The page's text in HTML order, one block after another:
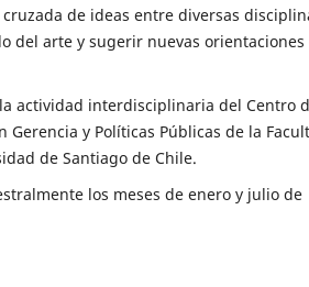
de ideas entre diversas
del arte y sugerir nuevas orientaciones
actividad interdisciplinaria del Centro
y Políticas Públicas de la
de Santiago de Chile.
los meses de enero y julio de